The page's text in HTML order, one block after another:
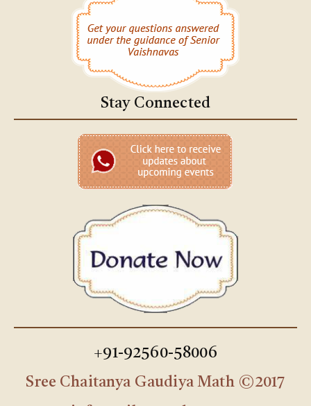
Stay Connected
+91-92560-58006
Sree Chaitanya Gaudiya Math ©2017